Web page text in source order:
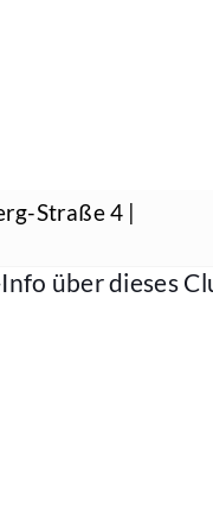
Straße 4 |
über dieses